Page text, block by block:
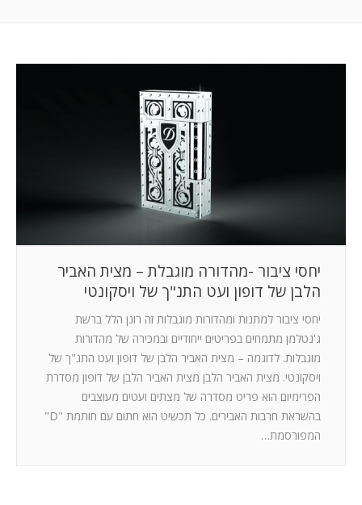
חדר חדשות
ניהול מוניטין
יחסי ציבור -מהדורה מוגבלת – מצית האביר
הלבן של דופון ועט התנ"ך של ויסקונטי
יחסי ציבור למתנות ומהדורות מוגבלות זה רונן הלל ברשת
ג'נטלמן מתמחים בפריטים ייחודיים ובמכירה של מהדורות
מוגבלות. לדוגמה – מצית האביר הלבן של דופון ועט התנ"ך של
ויסקונטי. מצית האביר הלבן מצית האביר הלבן של דופון מסדרת
הפרימיום הוא פריט מסדרה של מצתים ועטים מעוצבים
בהשראת חרבות האבירים. כל תכשיט הוא חתום עם חותמת "D"
המפורסמת…